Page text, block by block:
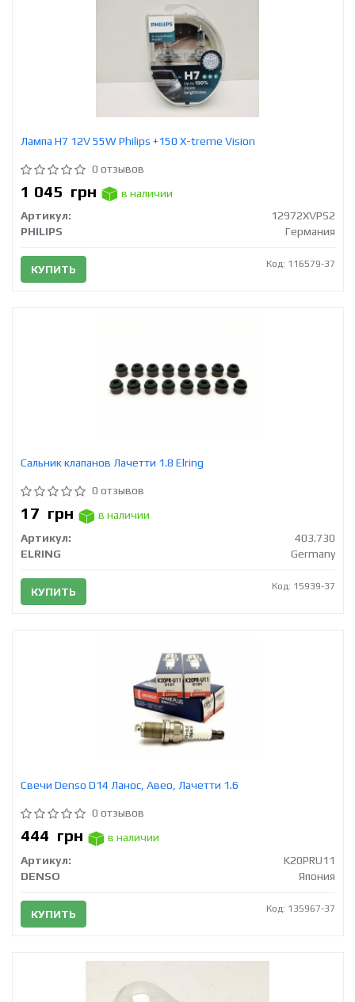
Лампа Н7 12V 55W Philips +150 X-treme Vision
0 отзывов
1 045 грн
в наличии
Артикул:
12972XVPS2
PHILIPS
Германия
КУПИТЬ Код: 116579-37
Сальник клапанов Лачетти 1.8 Elring
0 отзывов
17 грн
в наличии
Артикул:
403.730
ELRING
Germany
КУПИТЬ Код: 15939-37
Свечи Denso D14 Ланос, Авео, Лачетти 1.6
0 отзывов
444 грн
в наличии
Артикул:
K20PRU11
DENSO
Япония
КУПИТЬ Код: 135967-37